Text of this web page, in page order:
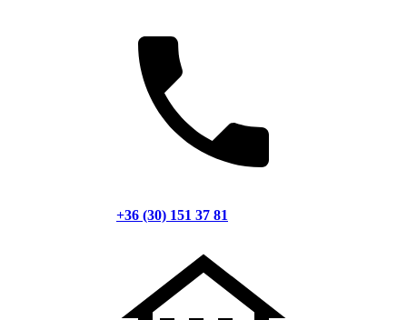
+36 (30) 151 37 81